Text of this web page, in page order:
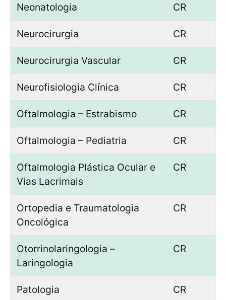
Neonatologia CR
Neurocirurgia CR
Neurocirurgia Vascular CR
Neurofisiologia Clínica CR
Oftalmologia – Estrabismo CR
Oftalmologia – Pediatria CR
Oftalmologia Plástica Ocular e
Vias Lacrimais
CR
Ortopedia e Traumatologia
Oncológica
CR
Otorrinolaringologia –
Laringologia
CR
Patologia CR